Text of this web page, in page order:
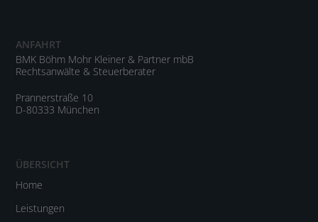
ANFAHRT
BMK Böhm Mohr Kleiner & Partner mbB
Rechtsanwälte & Steuerberater
Prannerstraße 10
D-80333 München
ÜBERSICHT
Home
Leistungen